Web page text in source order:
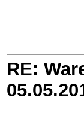
RE: